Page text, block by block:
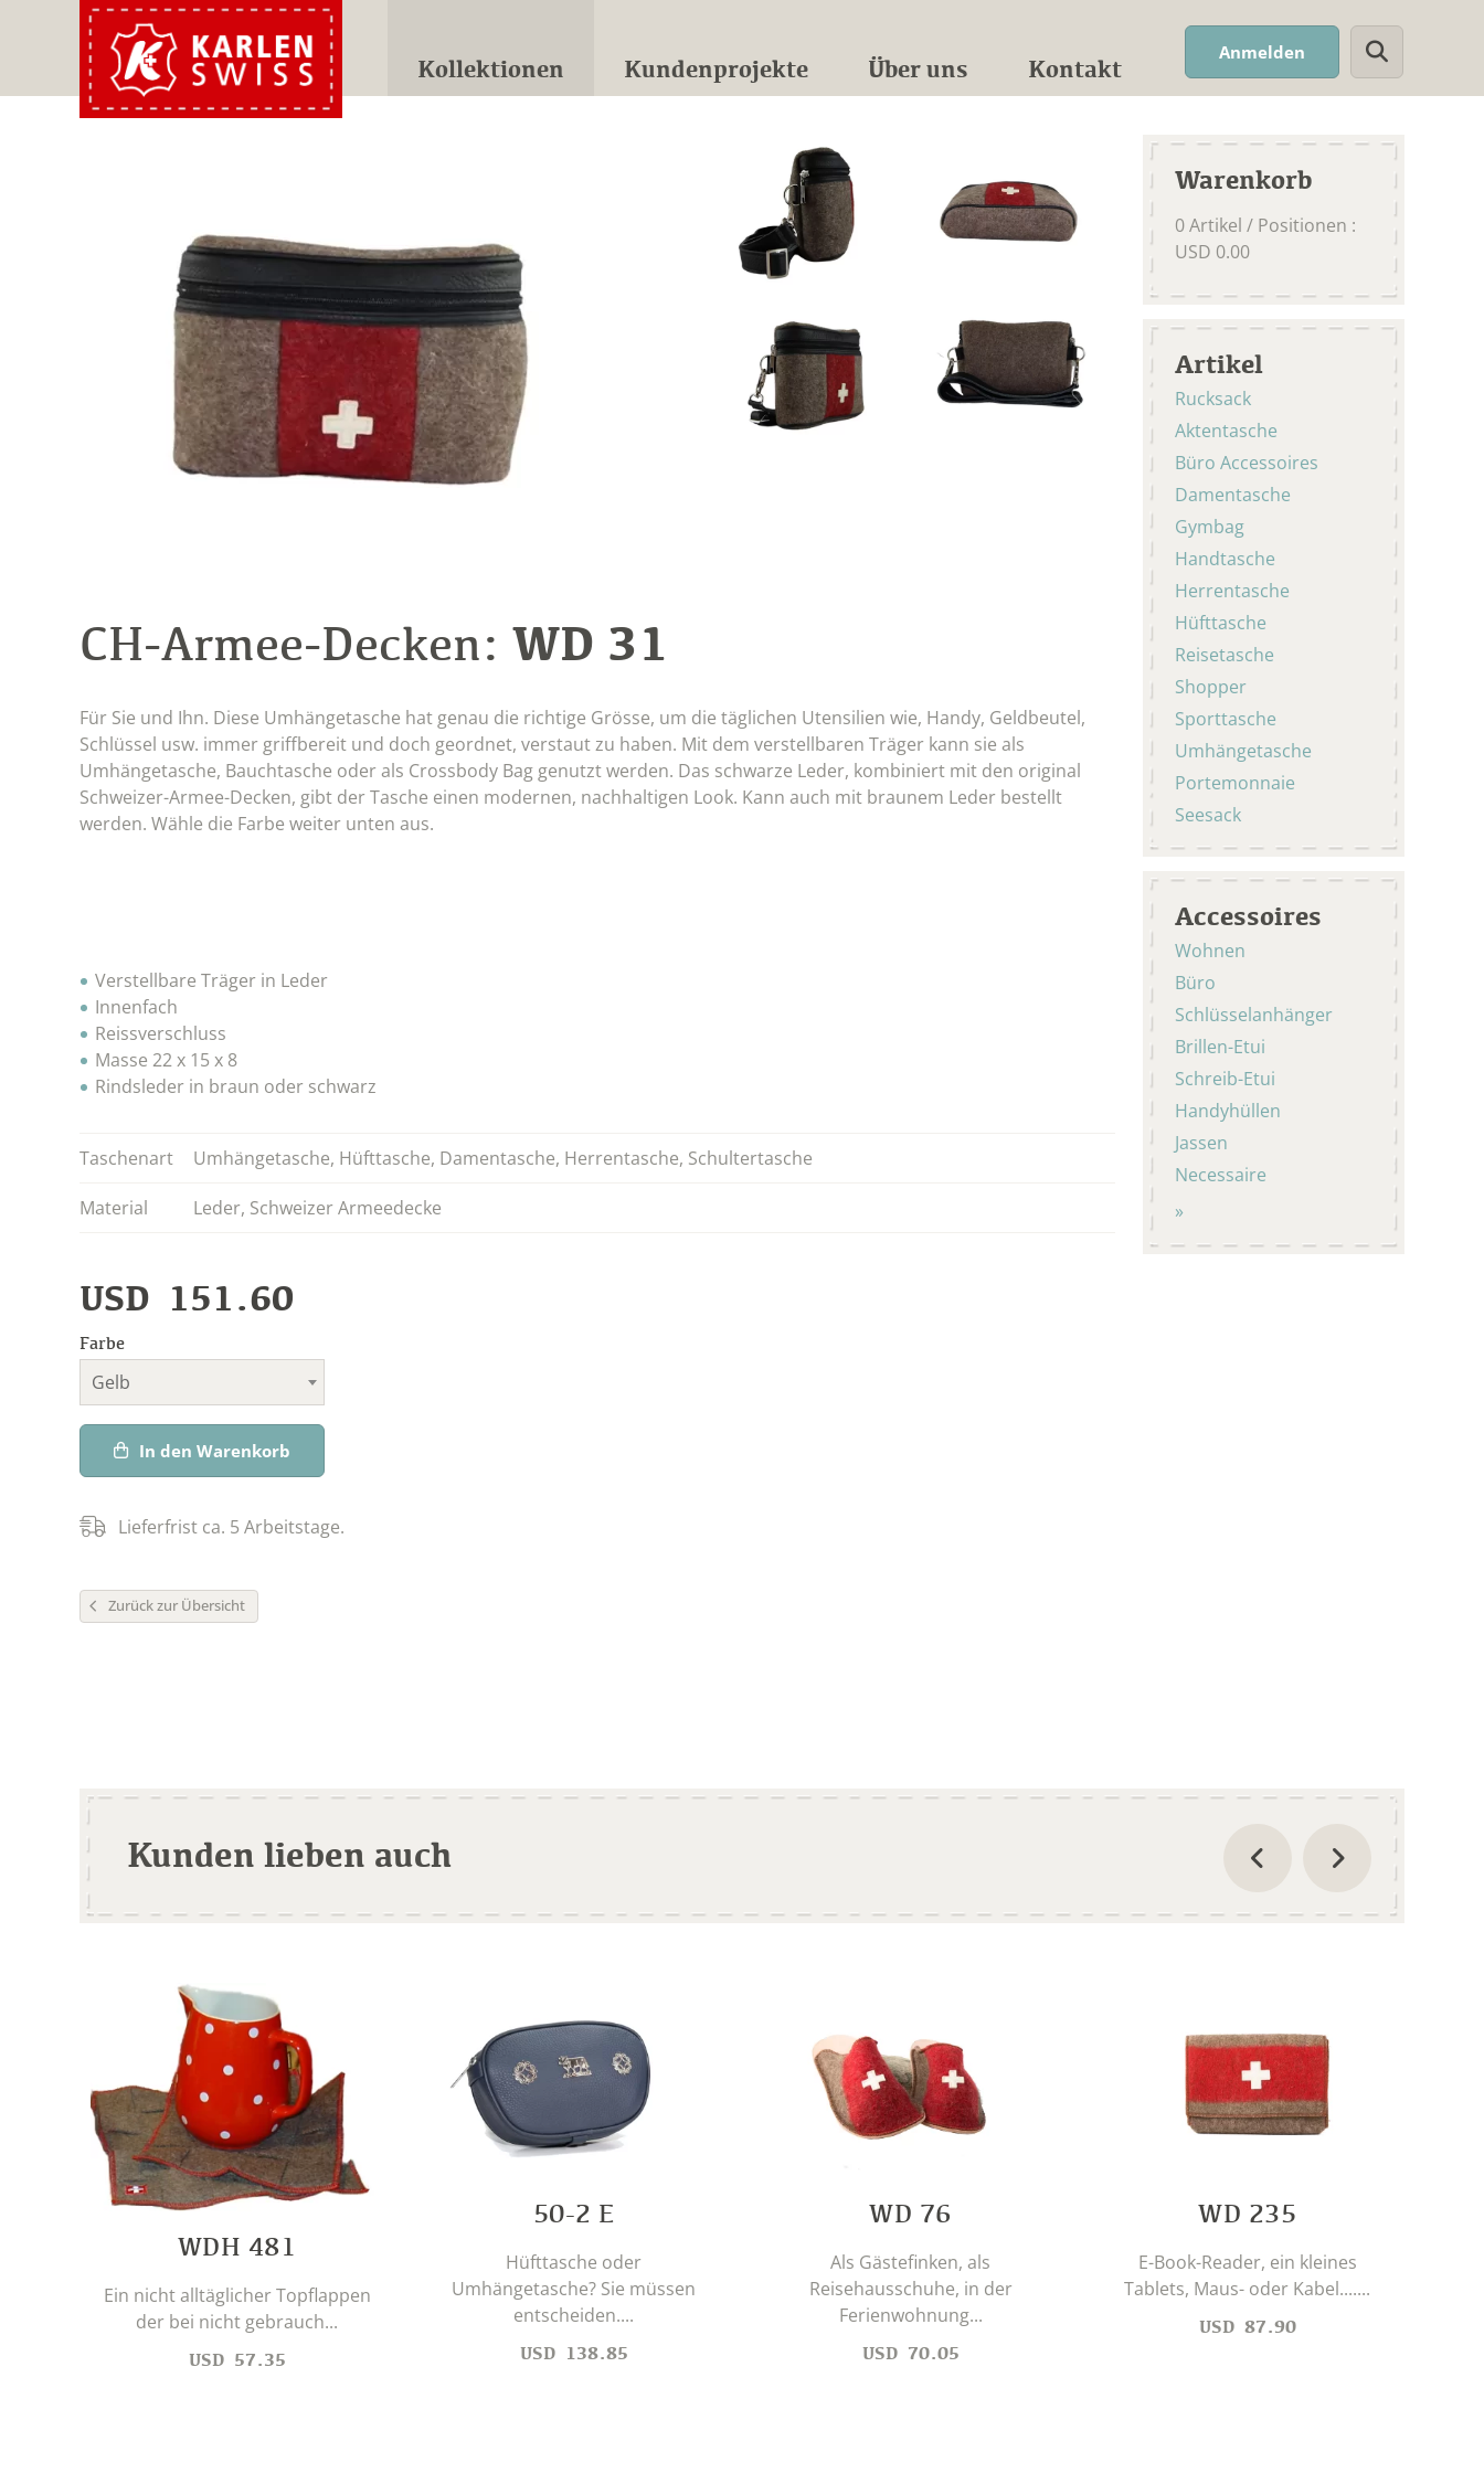
Kollektionen Kundenprojekte Über uns Kontakt
Anmelden Suchwort
Warenkorb
0Artikel / Positionen :
USD 0.00
Artikel
Rucksack
Aktentasche
Büro Accessoires
Damentasche
Gymbag
Handtasche
Herrentasche
Hüfttasche
Reisetasche
Shopper
Sporttasche
Umhängetasche
Portemonnaie
Seesack
Accessoires
Wohnen
Büro
Schlüsselanhänger
Brillen-Etui
Schreib-Etui
Handyhüllen
Jassen
Necessaire
CH-Armee-Decken: WD 31
Für Sie und Ihn. Diese Umhängetasche hat genau die richtige Grösse, um die täglichen Utensilien wie, Handy, Geldbeutel,
Schlüssel usw. immer griffbereit und doch geordnet, verstaut zu haben. Mit dem verstellbaren Träger kann sie als
Umhängetasche, Bauchtasche oder als Crossbody Bag genutzt werden. Das schwarze Leder, kombiniert mit den original
Schweizer-Armee-Decken, gibt der Tasche einen modernen, nachhaltigen Look. Kann auch mit braunem Leder bestellt
werden. Wähle die Farbe weiter unten aus.
Verstellbare Träger in Leder
Innenfach
Reissverschluss
Masse 22 x 15 x 8
Rindsleder in braun oder schwarz
Taschenart Umhängetasche, Hüfttasche, Damentasche, Herrentasche, Schultertasche
Material Leder, Schweizer Armeedecke
USD 151.60
Farbe
Gelb
In den Warenkorb
Lieferfrist ca. 5 Arbeitstage.
Zurück zur Übersicht
Kunden lieben auch
WDH 481
Ein nicht alltäglicher Topflappen
der bei nicht gebrauch...
USD 57.35
50-2 E
Hüfttasche oder
Umhängetasche? Sie müssen
entscheiden....
USD 138.85
WD 76
Als Gästefinken, als
Reisehausschuhe, in der
Ferienwohnung...
USD 70.05
WD 235
E-Book-Reader, ein kleines
Tablets, Maus- oder Kabel.......
USD 87.90